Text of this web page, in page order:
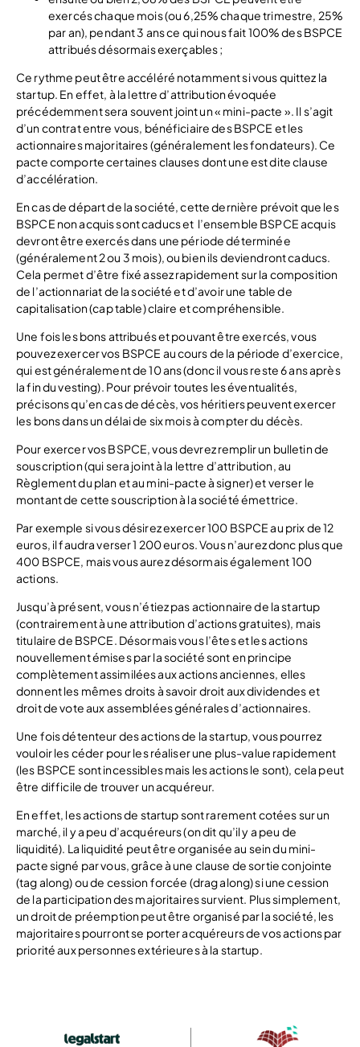
exercés chaque mois (ou 6,25% chaque trimestre, 25%
par an), pendant 3 ans ce qui nous fait 100% des BSPCE
attribués désormais exerçables ;
Ce rythme peut être accéléré notamment si vous quittez la
startup. En effet, à la lettre d’attribution évoquée
précédemment sera souvent joint un « mini-pacte ». Il s’agit
d’un contrat entre vous, bénéficiaire des BSPCE et les
actionnaires majoritaires (généralement les fondateurs). Ce
pacte comporte certaines clauses dont une est dite clause
d’accélération.
En cas de départ de la société, cette dernière prévoit que les
BSPCE non acquis sont caducs et l’ensemble BSPCE acquis
devront être exercés dans une période déterminée
(généralement 2 ou 3 mois), ou bien ils deviendront caducs.
Cela permet d’être fixé assez rapidement sur la composition
de l’actionnariat de la société et d’avoir une table de
capitalisation (cap table) claire et compréhensible.
Une fois les bons attribués et pouvant être exercés, vous
pouvez exercer vos BSPCE au cours de la période d’exercice,
qui est généralement de 10 ans (donc il vous reste 6 ans après
la fin du vesting). Pour prévoir toutes les éventualités,
précisons qu’en cas de décès, vos héritiers peuvent exercer
les bons dans un délai de six mois à compter du décès.
Pour exercer vos BSPCE, vous devrez remplir un bulletin de
souscription (qui sera joint à la lettre d’attribution, au
Règlement du plan et au mini-pacte à signer) et verser le
montant de cette souscription à la société émettrice.
Par exemple si vous désirez exercer 100 BSPCE au prix de 12
euros, il faudra verser 1 200 euros. Vous n’aurez donc plus que
400 BSPCE, mais vous aurez désormais également 100
actions.
Jusqu’à présent, vous n’étiez pas actionnaire de la startup
(contrairement à une attribution d’actions gratuites), mais
titulaire de BSPCE. Désormais vous l’êtes et les actions
nouvellement émises par la société sont en principe
complètement assimilées aux actions anciennes, elles
donnent les mêmes droits à savoir droit aux dividendes et
droit de vote aux assemblées générales d’actionnaires.
Une fois détenteur des actions de la startup, vous pourrez
vouloir les céder pour les réaliser une plus-value rapidement
(les BSPCE sont incessibles mais les actions le sont), cela peut
être difficile de trouver un acquéreur.
En effet, les actions de startup sont rarement cotées sur un
marché, il y a peu d’acquéreurs (on dit qu’il y a peu de
liquidité). La liquidité peut être organisée au sein du mini-
pacte signé par vous, grâce à une clause de sortie conjointe
(tag along) ou de cession forcée (drag along) si une cession
de la participation des majoritaires survient. Plus simplement,
un droit de préemption peut être organisé par la société, les
majoritaires pourront se porter acquéreurs de vos actions par
priorité aux personnes extérieures à la startup.